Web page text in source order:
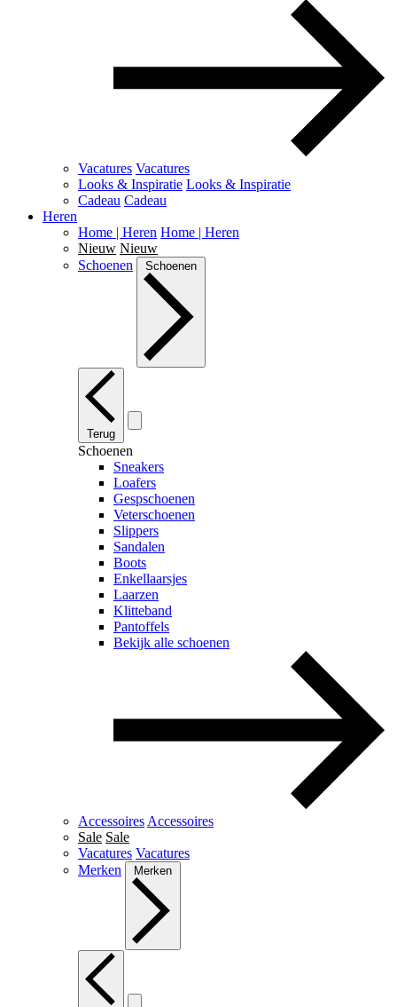
Vacatures Vacatures
Looks & Inspiratie Looks & Inspiratie
Cadeau Cadeau
Heren
Home | Heren Home | Heren
Nieuw Nieuw
Schoenen
Schoenen
Terug
Schoenen
Sneakers
Loafers
Gespschoenen
Veterschoenen
Slippers
Sandalen
Boots
Enkellaarsjes
Laarzen
Klitteband
Pantoffels
Bekijk alle schoenen
Accessoires Accessoires
Sale Sale
Vacatures Vacatures
Merken
Merken